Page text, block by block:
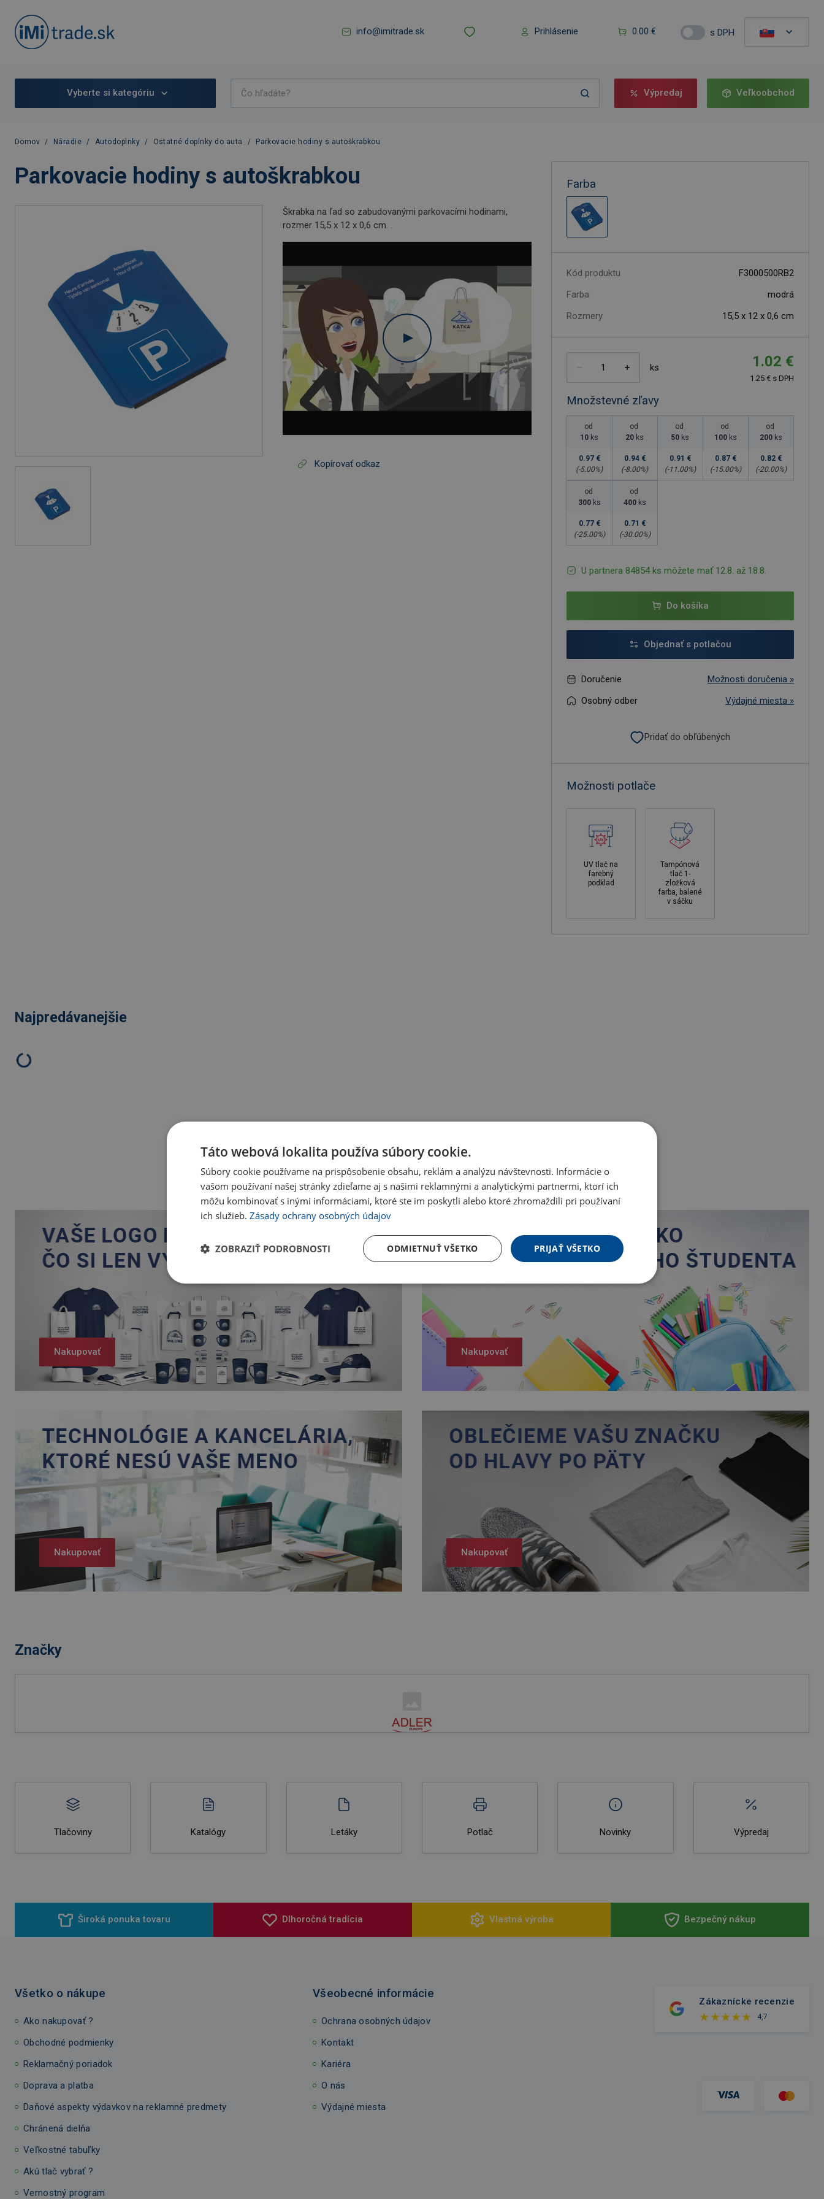
info@imitrade.sk Prihlásenie 0.00 € s DPH
Vyberte si kategóriu Výpredaj Veľkoobchod
Domov / Náradie / Autodoplnky / Ostatné doplnky do auta / Parkovacie hodiny s autoškrabkou
Parkovacie hodiny s autoškrabkou
Škrabka na ľad so zabudovanými parkovacími hodinami,
rozmer 15,5 x 12 x 0,6 cm. .
Kopírovať odkaz
Farba
Kód produktu
F3000500RB2
Farba
modrá
Rozmery
15,5 x 12 x 0,6 cm
ks 1.02 €
1.25 € s DPH
Množstevné zľavy
od
10 ks
0.97 €
(-5.00%)
od
20 ks
0.94 €
(-8.00%)
od
50 ks
0.91 €
(-11.00%)
od
100 ks
0.87 €
(-15.00%)
od
200 ks
0.82 €
(-20.00%)
od
300 ks
0.77 €
(-25.00%)
od
400 ks
0.71 €
(-30.00%)
U partnera 84854 ks môžete mať 12.8. až 18.8.
Do košíka
Objednať s potlačou
Doručenie
Možnosti doručenia »
Osobný odber
Výdajné miesta »
Pridať do obľúbených
Možnosti potlače
UV tlač na
farebný
podklad
Tampónová
tlač 1-
zložková
farba, balené
v sáčku
Najpredávanejšie
Nakupovať Nakupovať
Nakupovať Nakupovať
Značky
Tlačoviny Katalógy Letáky Potlač Novinky Výpredaj
Široká ponuka tovaru Dlhoročná tradícia Vlastná výroba Bezpečný nákup
Všetko o nákupe
Ako nakupovať ?
Obchodné podmienky
Reklamačný poriadok
Doprava a platba
Daňové aspekty výdavkov na reklamné predmety
Chránená dielňa
Veľkostné tabuľky
Akú tlač vybrať ?
Vernostný program
Všeobecné informácie
Ochrana osobných údajov
Kontakt
Kariéra
O nás
Výdajné miesta
Zákaznícke recenzie
4,7
Táto webová lokalita používa súbory cookie.
Súbory cookie používame na prispôsobenie obsahu, reklám a analýzu návštevnosti. Informácie o
vašom používaní našej stránky zdieľame aj s našimi reklamnými a analytickými partnermi, ktorí ich
môžu kombinovať s inými informáciami, ktoré ste im poskytli alebo ktoré zhromaždili pri používaní
ich služieb. Zásady ochrany osobných údajov
PRIJAŤ VŠETKO
ODMIETNUŤ VŠETKO
ZOBRAZIŤ PODROBNOSTI